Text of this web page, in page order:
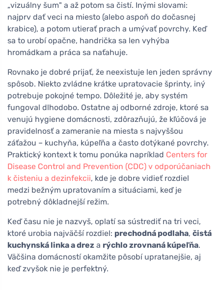
„vizuálny šum" a až potom sa čistí. Inými slovami:
najprv dať veci na miesto (alebo aspoň do dočasnej
krabice), a potom utierať prach a umývať povrchy. Keď
sa to urobí opačne, handrička sa len vyhýba
hromádkam a práca sa naťahuje.
Rovnako je dobré prijať, že neexistuje len jeden správny
spôsob. Niekto zvládne krátke upratovacie šprinty, iný
potrebuje pokojné tempo. Dôležité je, aby systém
fungoval dlhodobo. Ostatne aj odborné zdroje, ktoré sa
venujú hygiene domácnosti, zdôrazňujú, že kľúčová je
pravidelnosť a zameranie na miesta s najvyššou
záťažou – kuchyňa, kúpeľňa a často dotýkané povrchy.
Praktický kontext k tomu ponúka napríklad Centers for
Disease Control and Prevention (CDC) v odporúčaniach
k čisteniu a dezinfekcii, kde je dobre vidieť rozdiel
medzi bežným upratovaním a situáciami, keď je
potrebný dôkladnejší režim.
Keď času nie je nazvyš, oplatí sa sústrediť na tri veci,
ktoré urobia najväčší rozdiel: prechodná podlaha, čistá
kuchynská linka a drez a rýchlo zrovnaná kúpeľňa.
Väčšina domácností okamžite pôsobí upratanejšie, aj
keď zvyšok nie je perfektný.